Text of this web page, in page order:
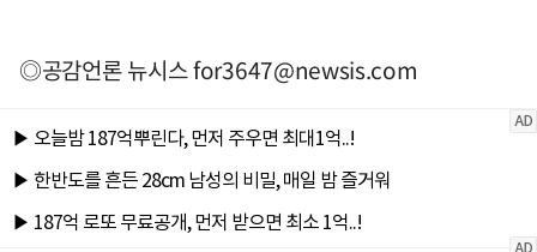
◎공감언론 뉴시스for3647@newsis.com